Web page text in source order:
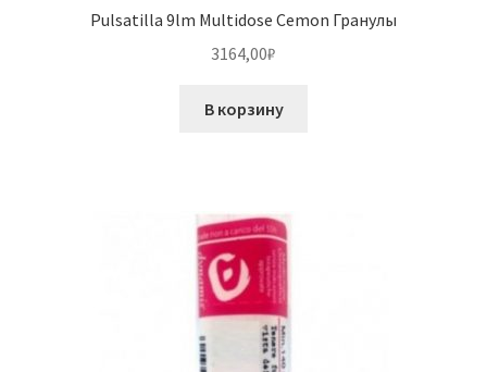
Pulsatilla 9lm Multidose Cemon Гранулы
3164,00₽
В корзину